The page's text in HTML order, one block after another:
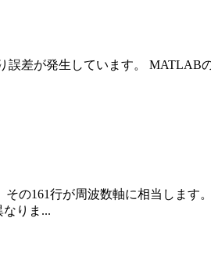
誤差が発生しています。
の161行が周波数軸に相当しま
りま...